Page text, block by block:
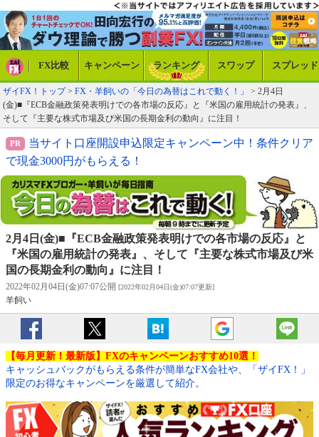
FX比較 キャンペーン ランキング スワップ スプレッド
ザイFX！トップ> FX・羊飼いの「今日の為替はこれで動く！」
> 2月4日
(金)■『ECB金融政策発表明けでの各市場の反応』と『米国の雇用統計の発表』、
そして『主要な株式市場及び米国の長期金利の動向』に注目！
当サイト口座開設申込限定キャンペーン中！条件クリア
で現金3000円がもらえる！
2月4日(金)■『ECB金融政策発表明けでの各市場の反応』と
『米国の雇用統計の発表』、そして『主要な株式市場及び米
国の長期金利の動向』に注目！
2022年02月04日(金)07:07公開 [2022年02月04日(金)07:07更新]
羊飼い
【毎月更新！最新版】FXのキャンペーンおすすめ10選！
キャッシュバックがもらえる条件が簡単なFX会社や、「ザイFX！」
限定のお得なキャンペーンを厳選して紹介。